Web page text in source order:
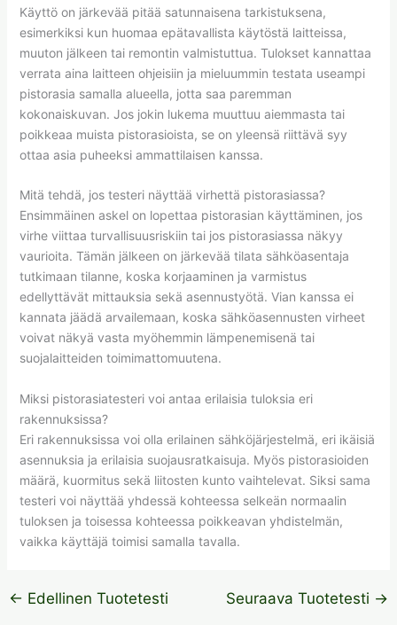
Käyttö on järkevää pitää satunnaisena tarkistuksena,
esimerkiksi kun huomaa epätavallista käytöstä laitteissa,
muuton jälkeen tai remontin valmistuttua. Tulokset kannattaa
verrata aina laitteen ohjeisiin ja mieluummin testata useampi
pistorasia samalla alueella, jotta saa paremman
kokonaiskuvan. Jos jokin lukema muuttuu aiemmasta tai
poikkeaa muista pistorasioista, se on yleensä riittävä syy
ottaa asia puheeksi ammattilaisen kanssa.
Mitä tehdä, jos testeri näyttää virhettä pistorasiassa?
Ensimmäinen askel on lopettaa pistorasian käyttäminen, jos
virhe viittaa turvallisuusriskiin tai jos pistorasiassa näkyy
vaurioita. Tämän jälkeen on järkevää tilata sähköasentaja
tutkimaan tilanne, koska korjaaminen ja varmistus
edellyttävät mittauksia sekä asennustyötä. Vian kanssa ei
kannata jäädä arvailemaan, koska sähköasennusten virheet
voivat näkyä vasta myöhemmin lämpenemisenä tai
suojalaitteiden toimimattomuutena.
Miksi pistorasiatesteri voi antaa erilaisia tuloksia eri
rakennuksissa?
Eri rakennuksissa voi olla erilainen sähköjärjestelmä, eri ikäisiä
asennuksia ja erilaisia suojausratkaisuja. Myös pistorasioiden
määrä, kuormitus sekä liitosten kunto vaihtelevat. Siksi sama
testeri voi näyttää yhdessä kohteessa selkeän normaalin
tuloksen ja toisessa kohteessa poikkeavan yhdistelmän,
vaikka käyttäjä toimisi samalla tavalla.
← Edellinen Tuotetesti Seuraava Tuotetesti →